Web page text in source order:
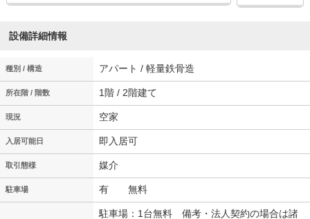
設備詳細情報
種別 / 構造 アパート / 軽量鉄骨造
所在階 / 階数 1階 / 2階建て
現況 空家
入居可能日 即入居可
取引態様 媒介
駐車場 有 無料
駐車場：1台無料 備考・法人契約の場合は諸